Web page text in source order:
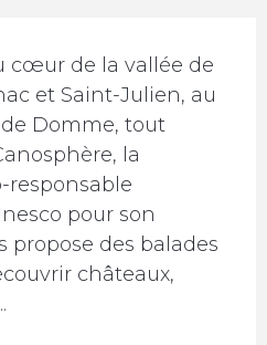
cœur de la vallée de
et Saint-Julien, au
Domme, tout
la
responsable
pour son
propose des balades
châteaux,